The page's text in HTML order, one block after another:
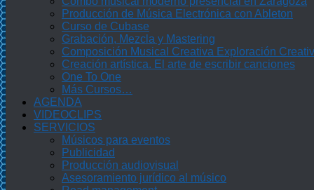
Producción de Música Electrónica con Ableton
Curso de Cubase
Grabación, Mezcla y Mastering
Composición Musical Creativa Exploración
Creación artística. El arte de escribir canciones
One To One
Más Cursos…
AGENDA
VIDEOCLIPS
SERVICIOS
Músicos para eventos
Publicidad
Producción audiovisual
Asesoramiento jurídico al músico